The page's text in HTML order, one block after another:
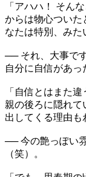
「アハハ！ そん
からは物心ついた
なたは特別、みた
── それ、大事で
自分に自信があっ
「自信とはまた
親の後ろに隠れて
出してくる理由も
── 今の艶っぽい
（笑）。